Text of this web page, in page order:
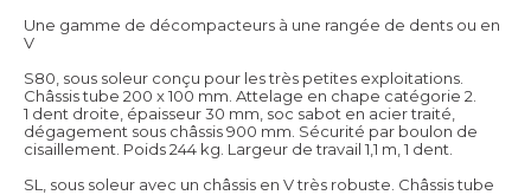
Une gamme de décompacteurs à une rangée de dents ou en
V
S80, sous soleur conçu pour les très petites exploitations.
Châssis tube 200 x 100 mm. Attelage en chape catégorie 2.
1 dent droite, épaisseur 30 mm, soc sabot en acier traité,
dégagement sous châssis 900 mm. Sécurité par boulon de
cisaillement. Poids 244 kg. Largeur de travail 1,1 m, 1 dent.
SL, sous soleur avec un châssis en V très robuste. Châssis tube